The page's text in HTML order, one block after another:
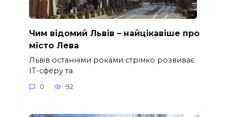
Чим відомий Львів – найцікавіше про
місто Лева
Львів останніми роками стрімко розвиває
ІТ-сферу та
0 92